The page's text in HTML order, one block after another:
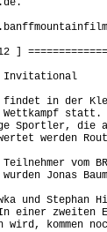
Invitational
findet in der
statt.
Sportler, die
werden
vom
wurden Jonas
und Stephan
einer zweiten
wird, kommen